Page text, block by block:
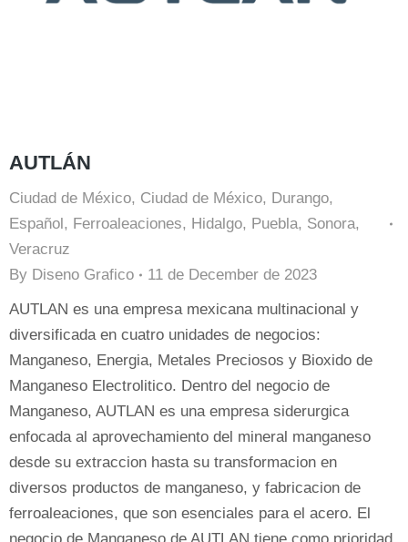
AUTLÁN
Ciudad de México, Ciudad de México, Durango,
Español, Ferroaleaciones, Hidalgo, Puebla, Sonora,
Veracruz
By Diseno Grafico
11 de December de 2023
AUTLAN es una empresa mexicana multinacional y
diversificada en cuatro unidades de negocios:
Manganeso, Energia, Metales Preciosos y Bioxido de
Manganeso Electrolitico. Dentro del negocio de
Manganeso, AUTLAN es una empresa siderurgica
enfocada al aprovechamiento del mineral manganeso
desde su extraccion hasta su transformacion en
diversos productos de manganeso, y fabricacion de
ferroaleaciones, que son esenciales para el acero. El